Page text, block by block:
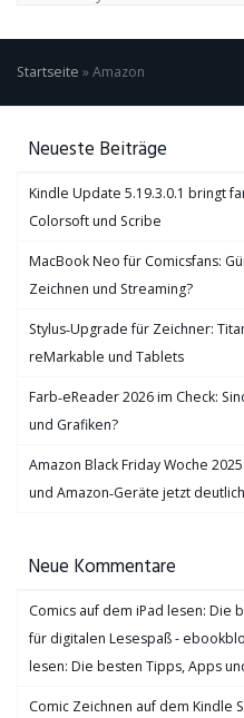
Startseite »Amazon
Neueste Beiträge
Kindle Update 5.19.3.0.1 bringt
Colorsoft und Scribe
MacBook Neo für Comicsfans:
Zeichnen und Streaming?
Stylus‑Upgrade für Zeichner:
reMarkable und Tablets
Farb‑eReader 2026 im Check:
und Grafiken?
Amazon Black Friday Woche
und Amazon‑Geräte jetzt
Neue Kommentare
Comics auf dem iPad lesen: Die
für digitalen Lesespaß -
lesen: Die besten Tipps, Apps
Comic Zeichnen auf dem Kindle